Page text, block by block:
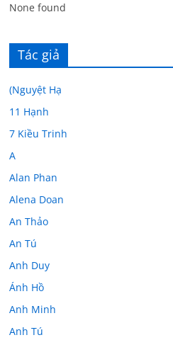
None found
Tác giả
(Nguyệt Hạ
11 Hạnh
7 Kiều Trinh
A
Alan Phan
Alena Doan
An Thảo
An Tú
Anh Duy
Ánh Hồ
Anh Minh
Anh Tú